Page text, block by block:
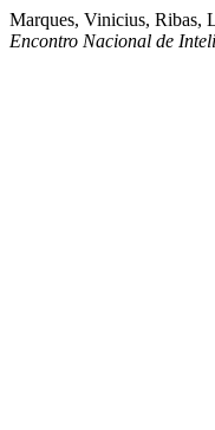
Marques, Vinicius, Ribas,
Encontro Nacional de